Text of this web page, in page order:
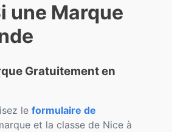
une Marque
Gratuitement en
le formulaire de
et la classe de Nice à